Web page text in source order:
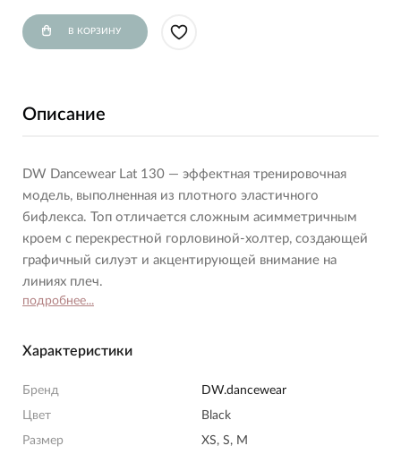
В КОРЗИНУ
Описание
DW Dancewear Lat 130 — эффектная тренировочная
модель, выполненная из плотного эластичного
бифлекса. Топ отличается сложным асимметричным
кроем с перекрестной горловиной-холтер, создающей
графичный силуэт и акцентирующей внимание на
линиях плеч.
подробнее...
Характеристики
Бренд
DW.dancewear
Цвет
Black
Размер
XS, S, M